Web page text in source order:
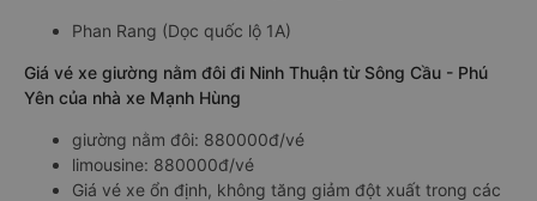
Phan Rang (Dọc quốc lộ 1A)
Giá vé xe giường nằm đôi đi Ninh Thuận từ Sông Cầu - Phú
Yên của nhà xe Mạnh Hùng
giường nằm đôi: 880000đ/vé
limousine: 880000đ/vé
Giá vé xe ổn định, không tăng giảm đột xuất trong các